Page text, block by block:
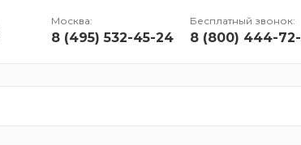
Москва:
8 (495) 532-45-24
Бесплатный звонок:
8 (800) 444-